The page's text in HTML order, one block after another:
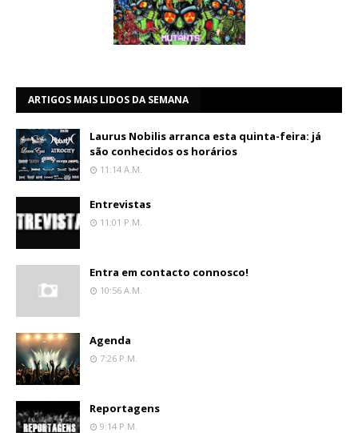
ARTIGOS MAIS LIDOS DA SEMANA
Laurus Nobilis arranca esta quinta-feira: já
são conhecidos os horários
11:14 A.m.
Entrevistas
11:01 P.m.
Entra em contacto connosco!
10:56 A.m.
Agenda
7:26 P.m.
Reportagens
9:14 P.m.